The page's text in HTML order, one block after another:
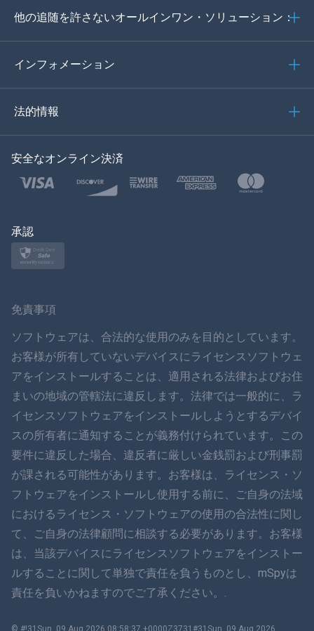
イタリア語
トルコ語
ポーランド語
ภาษาไทย
简体中文
ダンスク
हिंदी
עברית
ロマン
Ελληνικά
ベトナム語
他の追随を許さないオールインワン・ソリューション：
インフォメーション
法的情報
安全なオンライン決済
承認
免責事項
ソフトウェアは、合法的な使用のみを目的としています。
お客様が所有していないデバイスにライセンスソフトウェ
アをインストールすることは、適用される法律およびお住
まいの地域の管轄法に違反します。法律では一般的に、ラ
イセンスソフトウェアをインストールしようとするデバイ
スの所有者に通知することが義務付けられています。この
要件に違反した場合、違反者に厳しい金銭罰および刑事罰
が課される可能性があります。お客様は、ライセンス・ソ
フトウェアをインストールし使用する前に、ご自身の法域
におけるライセンス・ソフトウェアの使用の合法性に関し
て、ご自身の法律顧問に相談する必要があります。お客様
は、当該デバイスにライセンスソフトウェアをインストー
ルすることに関して単独で責任を負うものとし、mSpyは
責任を負いかねますのでご了承ください。.
© #!31Sun, 09 Aug 2026 08:58:37 +0000Z3731#31Sun, 09 Aug 2026